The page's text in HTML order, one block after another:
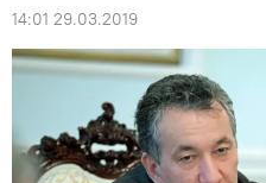
14:01 29.03.2019